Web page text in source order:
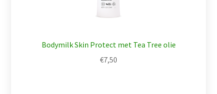
Bodymilk Skin Protect met Tea Tree olie
€7,50